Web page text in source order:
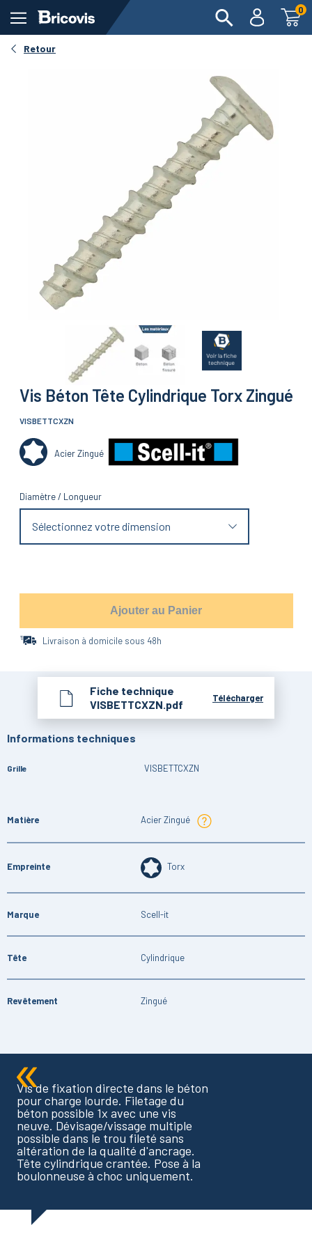
0
Retour
Vis Béton Tête Cylindrique Torx Zingué
VISBETTCXZN
Acier Zingué
Diamètre/ Longueur
Sélectionnez votre dimension
Ajouter au Panier
Livraison à domicile sous 48h
Fiche technique
VISBETTCXZN.pdf
Télécharger
Informations techniques
Grille VISBETTCXZN
Matière Acier Zingué
Empreinte Torx
Marque Scell-it
Tête Cylindrique
Revêtement Zingué
Vis de fixation directe dans le béton
pour charge lourde. Filetage du
béton possible 1x avec une vis
neuve. Dévisage/vissage multiple
possible dans le trou fileté sans
altération de la qualité d'ancrage.
Tête cylindrique crantée. Pose à la
boulonneuse à choc uniquement.